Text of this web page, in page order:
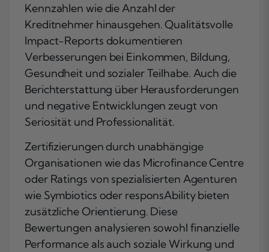
Kennzahlen wie die Anzahl der
Kreditnehmer hinausgehen. Qualitätsvolle
Impact-Reports dokumentieren
Verbesserungen bei Einkommen, Bildung,
Gesundheit und sozialer Teilhabe. Auch die
Berichterstattung über Herausforderungen
und negative Entwicklungen zeugt von
Seriosität und Professionalität.
Zertifizierungen durch unabhängige
Organisationen wie das Microfinance Centre
oder Ratings von spezialisierten Agenturen
wie Symbiotics oder responsAbility bieten
zusätzliche Orientierung. Diese
Bewertungen analysieren sowohl finanzielle
Performance als auch soziale Wirkung und